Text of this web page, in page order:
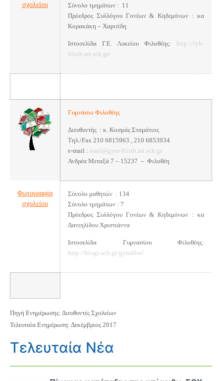
σχολείου
Σύνολο τμημάτων : 11
Πρόεδρος Συλλόγου Γονέων & Κηδεμόνων : κα
Κορακάκη – Χαριτίδη
Ιστοσελίδα Γ.Ε. Λυκείου Φιλοθέης: http://lyk-
filoth.att.sch.gr/
Γυμνάσιο Φιλοθέης
Διευθυντής : κ. Κοσμάς Σταμάτιος
Τηλ./Fax 210 6815963 , 210 6853934
e-mail : mail@gym-filoth.att.sch.gr
Ανδρέα Μεταξά 7 – 15237 – Φιλοθέη
Φωτογραφία
σχολείου
Σύνολο μαθητών : 134
Σύνολο τμημάτων : 7
Πρόεδρος Συλλόγου Γονέων & Κηδεμόνων : κα
Δανιηλίδου Χριστιάννα
Ιστοσελίδα Γυμνασίου Φιλοθέης:
http://blogs.sch.gr/gymfilot/
Πηγή Ενημέρωσης: Διευθυντές Σχολείων
Τελευταία Ενημέρωση: Δεκέμβριος 2017
Τελευταία Νέα